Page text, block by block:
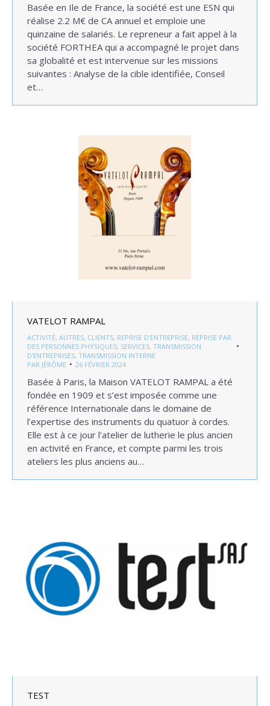
Basée en Ile de France, la société est une ESN qui
réalise 2.2 M€ de CA annuel et emploie une
quinzaine de salariés. Le repreneur a fait appel à la
société FORTHEA qui a accompagné le projet dans
sa globalité et est intervenue sur les missions
suivantes : Analyse de la cible identifiée, Conseil
et…
VATELOT RAMPAL
ACTIVITÉ, AUTRES, CLIENTS, REPRISE D'ENTREPRISE, REPRISE PAR
DES PERSONNES PHYSIQUES, SERVICES, TRANSMISSION
D'ENTREPRISES, TRANSMISSION INTERNE
PAR JÉRÔME 26 FÉVRIER 2024
Basée à Paris, la Maison VATELOT RAMPAL a été
fondée en 1909 et s’est imposée comme une
référence Internationale dans le domaine de
l’expertise des instruments du quatuor à cordes.
Elle est à ce jour l’atelier de lutherie le plus ancien
en activité en France, et compte parmi les trois
ateliers les plus anciens au…
TEST